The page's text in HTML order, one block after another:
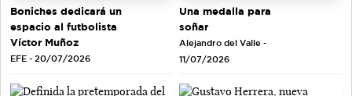
Boniches dedicará un
espacio al futbolista
Víctor Muñoz
EFE - 20/07/2026
Una medalla para
soñar
Alejandro del Valle -
11/07/2026